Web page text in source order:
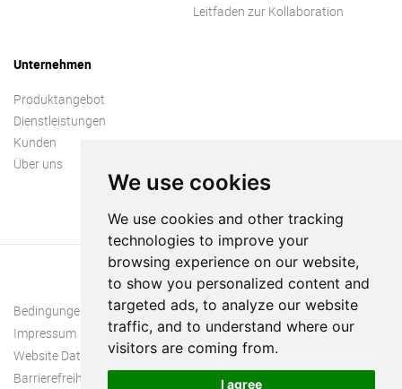
We use cookies
We use cookies and other tracking
technologies to improve your
browsing experience on our website,
to show you personalized content and
targeted ads, to analyze our website
traffic, and to understand where our
visitors are coming from.
I agree
Leitfaden zur Kollaboration
Unternehmen
Produktangebot
Dienstleistungen
Kunden
Über uns
Bedingungen und Konditionen
Impressum
Website Datenschutzrichtlinie
Barrierefreiheit